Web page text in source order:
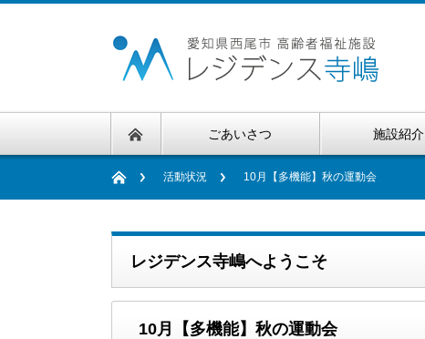
ごあいさつ 施設紹介
活動状況 10月【多機能】秋の運動会
レジデンス寺嶋へようこそ
10月【多機能】秋の運動会